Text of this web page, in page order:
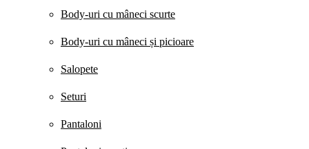
Body-uri cu mâneci scurte
Body-uri cu mâneci și picioare
Salopete
Seturi
Pantaloni